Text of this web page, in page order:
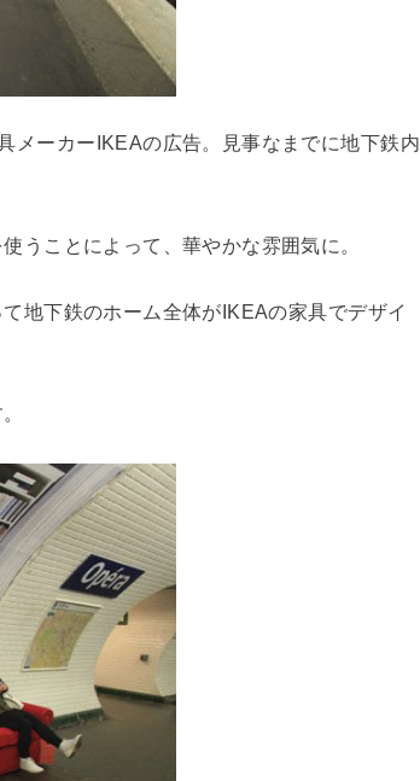
メーカーIKEAの広告。見事なまでに地下鉄内
うことによって、華やかな雰囲気に。
地下鉄のホーム全体がIKEAの家具でデザイ